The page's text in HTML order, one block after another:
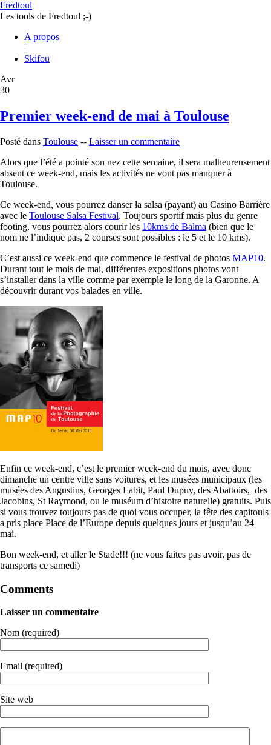
Fredtoul
Les tools de Fredtoul ;-)
A propos
|
Skifou
Avr
30
Premier week-end de mai à Toulouse
Posté dans Toulouse -- Laisser un commentaire
Alors que l’été a pointé son nez cette semaine, il sera malheureusement
absent ce week-end, mais les activités ne vont pas manquer à
Toulouse.
Ce week-end, vous pourrez danser la salsa (payant) au Casino Barrière
avec le Toulouse Salsa Festival. Toujours sportif mais plus du genre
footing, vous pourrez alors courir les 10kms de Balma (bien que le
nom ne l’indique pas, 2 courses sont possibles : le 5 et le 10 kms).
C’est aussi ce week-end que commence le festival de photos MAP10.
Durant tout le mois de mai, différentes expositions photos vont
s’installer dans la ville comme par exemple le long de la Garonne. A
découvrir durant vos balades en ville.
Enfin ce week-end, c’est le premier week-end du mois, avec donc
dimanche un centre ville sans voitures, et les musées municipaux (les
musées des Augustins, Georges Labit, Paul Dupuy, des Abattoirs, des
Jacobins, St Raymond, ou le muséum d’histoire naturelle) gratuits. Puis
si vous trouvez toujours pas de quoi vous occuper, la fête des capitouls
a pris place Place de l’Europe depuis quelques jours et jusqu’au 24
mai.
Bon week-end, et aller le Stade!!! (ne vous faites pas avoir, pas de
transports ce samedi)
Comments
Laisser un commentaire
Nom (required)
Email (required)
Site web